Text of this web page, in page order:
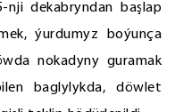
nji dekabryndan başlap
ýurdumyz boýunça
nokadyny guramak
baglylykda, döwlet